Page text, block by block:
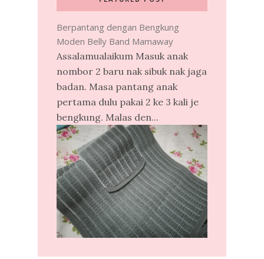
Berpantang dengan Bengkung
Moden Belly Band Mamaway
Assalamualaikum Masuk anak
nombor 2 baru nak sibuk nak jaga
badan. Masa pantang anak
pertama dulu pakai 2 ke 3 kali je
bengkung. Malas den...